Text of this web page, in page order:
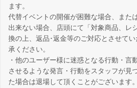
ます。
代替イベントの開催が困難な場合、また
出来ない場合、店頭にて「対象商品、レ
換の上、返品･返金等のご対応とさせて
承ください。
・他のユーザー様に迷惑となる行動・言
させるような発言・行動をスタッフが見
た場合は退場して頂くことがございます。